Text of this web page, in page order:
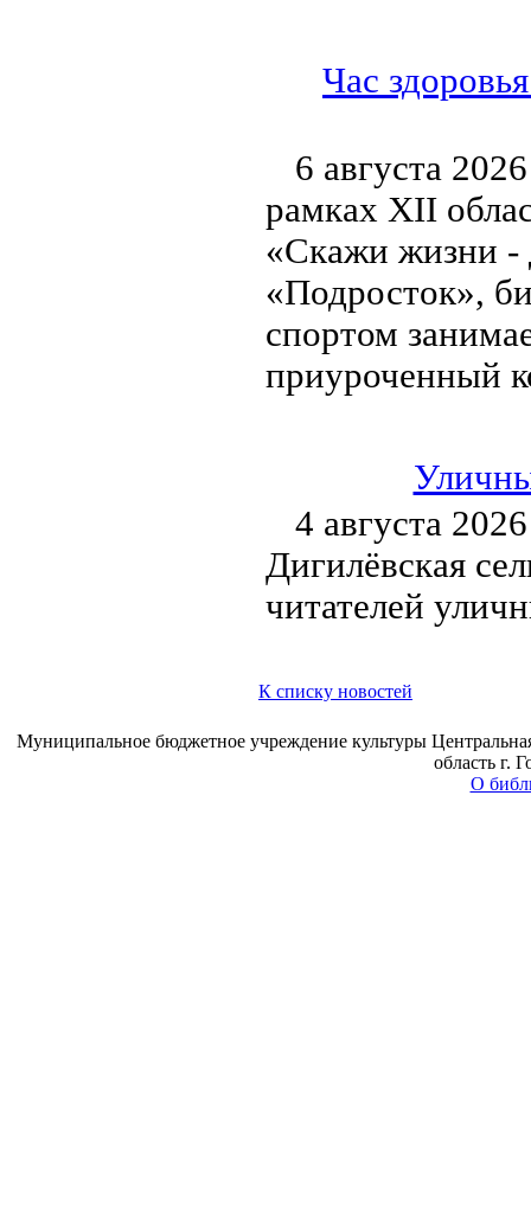
Час
6 августа
рамках XII
«Скажи жизни -
«Подросток»,
спортом
приуроченный
4 августа
Дигилёвская
читателей
К списку новостей
Муниципальное бюджетное учреждение культуры
область г.
О